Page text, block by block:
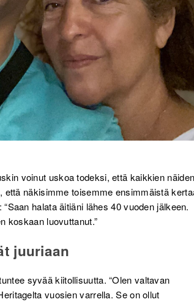
voinut uskoa todeksi, että kaikkien näiden
näkisimme toisemme ensimmäistä
halata äitiäni lähes 40 vuoden jälkeen.
koskaan luovuttanut.”
juuriaan
syvää kiitollisuutta. “Olen valtavan
vuosien varrella. Se on ollut